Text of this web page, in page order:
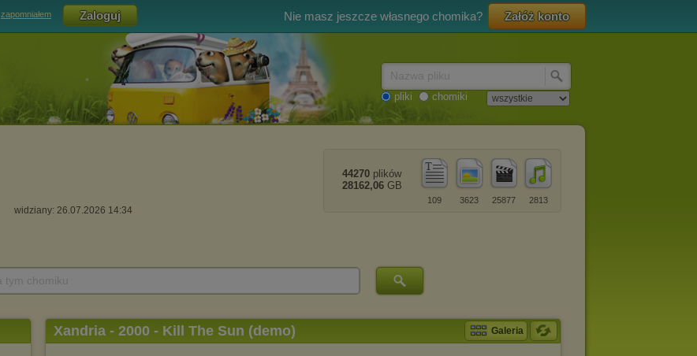
zapomniałem Nie masz jeszcze własnego chomika? Załóż konto
pliki chomiki
widziany: 26.07.2026 14:34
2813
25877
3623
109
44270 plików
28162,06 GB
Xandria - 2000 - Kill The Sun (demo) Galeria